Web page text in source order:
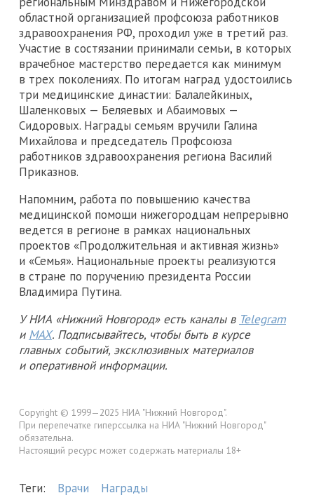
областной организацией профсоюза работников
здравоохранения РФ, проходил уже в третий раз.
Участие в состязании принимали семьи, в которых
врачебное мастерство передается как минимум
в трех поколениях. По итогам наград удостоились
три медицинские династии: Балалейкиных,
Шаленковых — Беляевых и Абаимовых —
Сидоровых. Награды семьям вручили Галина
Михайлова и председатель Профсоюза
работников здравоохранения региона Василий
Приказнов.
Напомним, работа по повышению качества
медицинской помощи нижегородцам непрерывно
ведется в регионе в рамках национальных
проектов «Продолжительная и активная жизнь»
и «Семья». Национальные проекты реализуются
в стране по поручению президента России
Владимира Путина.
У НИА «Нижний Новгород» есть каналы в Telegram
и MAX. Подписывайтесь, чтобы быть в курсе
главных событий, эксклюзивных материалов
и оперативной информации.
Copyright © 1999—2025 НИА "Нижний Новгород".
При перепечатке гиперссылка на НИА "Нижний Новгород"
обязательна.
Настоящий ресурс может содержать материалы 18+
Теги: Врачи Награды